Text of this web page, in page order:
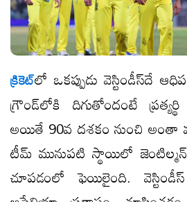
క్రికెట్​లో ఒకప్పుడు వెస్టిండీస్​దే
గ్రౌండ్​లోకి దిగుతోందంటే
అయితే 90వ దశకం నుంచి
టీమ్ మునుపటి స్థాయిలో
చూపడంలో ఫెయిలైంది. వెస్టిండీస్